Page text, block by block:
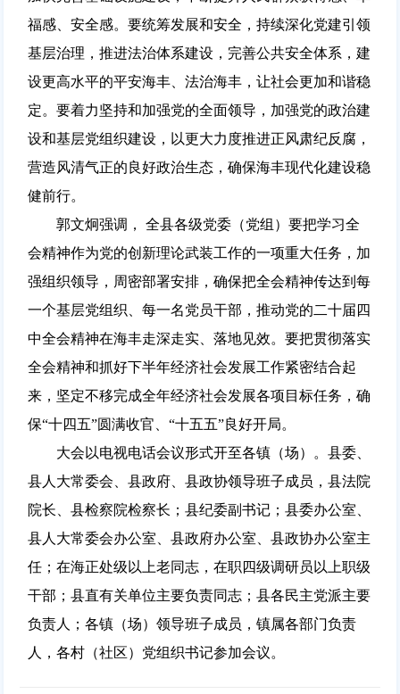
福感、安全感。要统筹发展和安全，持续深化党建引领
基层治理，推进法治体系建设，完善公共安全体系，建
设更高水平的平安海丰、法治海丰，让社会更加和谐稳
定。要着力坚持和加强党的全面领导，加强党的政治建
设和基层党组织建设，以更大力度推进正风肃纪反腐，
营造风清气正的良好政治生态，确保海丰现代化建设稳
健前行。
郭文炯强调， 全县各级党委（党组）要把学习全
会精神作为党的创新理论武装工作的一项重大任务，加
强组织领导，周密部署安排，确保把全会精神传达到每
一个基层党组织、每一名党员干部，推动党的二十届四
中全会精神在海丰走深走实、落地见效。要把贯彻落实
全会精神和抓好下半年经济社会发展工作紧密结合起
来，坚定不移完成全年经济社会发展各项目标任务，确
保“十四五”圆满收官、“十五五”良好开局。
大会以电视电话会议形式开至各镇（场）。县委、
县人大常委会、县政府、县政协领导班子成员，县法院
院长、县检察院检察长；县纪委副书记；县委办公室、
县人大常委会办公室、县政府办公室、县政协办公室主
任；在海正处级以上老同志，在职四级调研员以上职级
干部；县直有关单位主要负责同志；县各民主党派主要
负责人；各镇（场）领导班子成员，镇属各部门负责
人，各村（社区）党组织书记参加会议。